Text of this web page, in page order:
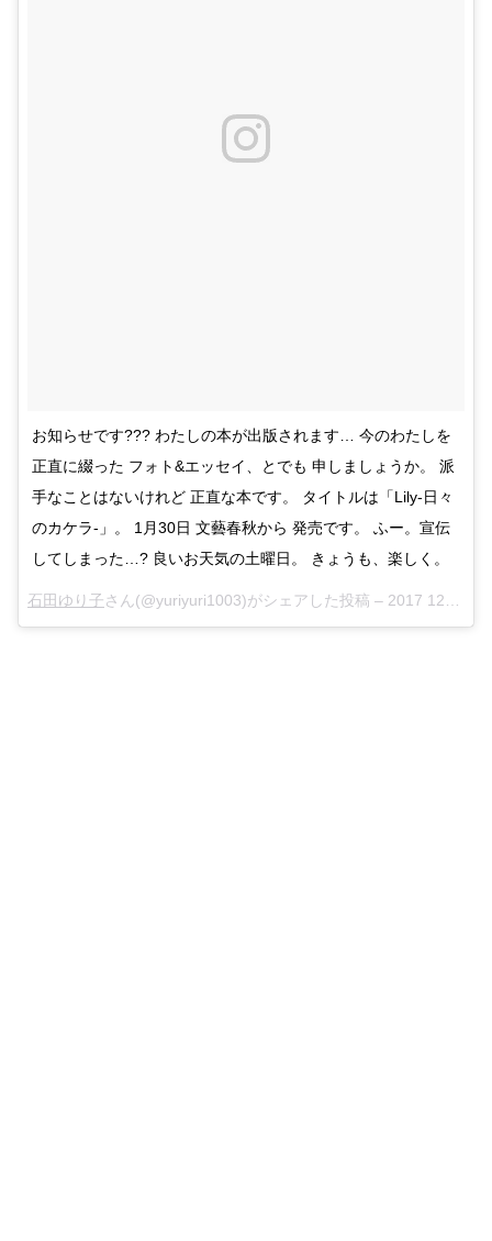
お知らせです??? わたしの本が出版されます… 今のわたしを
正直に綴った フォト&エッセイ、とでも 申しましょうか。 派
手なことはないけれど 正直な本です。 タイトルは「Lily-日々
のカケラ-」。 1月30日 文藝春秋から 発売です。 ふー。宣伝
してしまった…? 良いお天気の土曜日。 きょうも、楽しく。
石田ゆり子さん(@yuriyuri1003)がシェアした投稿 – 2017 12月 8 3:51午後 PST